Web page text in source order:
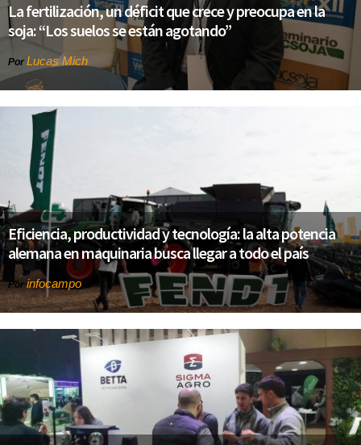
La fertilización, un déficit que crece y preocupa en la
soja: “Los suelos se están agotando”
Por Lucas Mich
Eficiencia, productividad y tecnología: la alta potencia
alemana en maquinaria busca llegar a todo el país
Por infocampo